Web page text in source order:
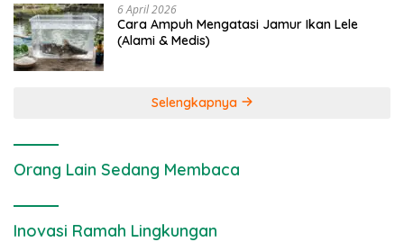
6 April 2026
Cara Ampuh Mengatasi Jamur Ikan Lele
(Alami & Medis)
Selengkapnya
Orang Lain Sedang Membaca
Inovasi Ramah Lingkungan